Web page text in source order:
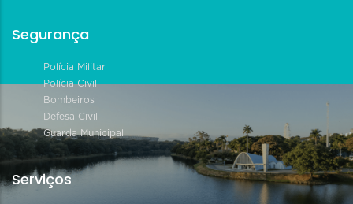
Segurança
Polícia Militar
Polícia Civil
Bombeiros
Defesa Civil
Guarda Municipal
Serviços